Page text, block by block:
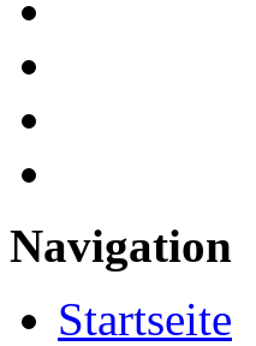
Navigation
Startseite